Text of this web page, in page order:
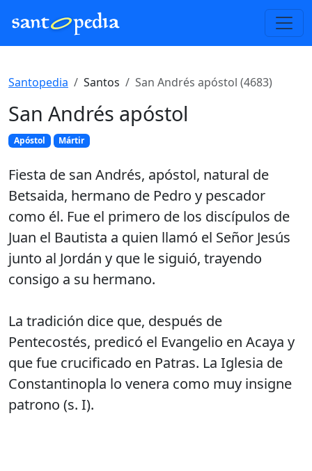
Santopedia Santos San Andrés apóstol (4683)
San Andrés apóstol
Apóstol Mártir
Fiesta de san Andrés, apóstol, natural de
Betsaida, hermano de Pedro y pescador
como él. Fue el primero de los discípulos de
Juan el Bautista a quien llamó el Señor Jesús
junto al Jordán y que le siguió, trayendo
consigo a su hermano.
La tradición dice que, después de
Pentecostés, predicó el Evangelio en Acaya y
que fue crucificado en Patras. La Iglesia de
Constantinopla lo venera como muy insigne
patrono (s. I).